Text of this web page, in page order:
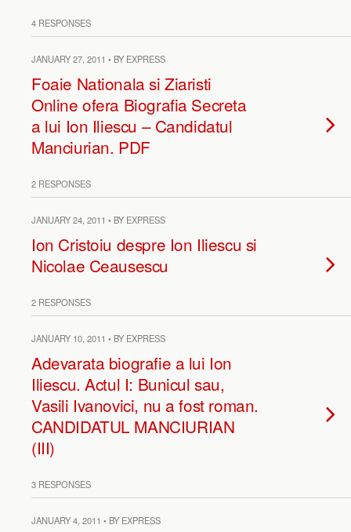
4 RESPONSES
JANUARY 27, 2011 • BY EXPRESS
Foaie Nationala si Ziaristi
Online ofera Biografia Secreta
a lui Ion Iliescu – Candidatul
Manciurian. PDF
2 RESPONSES
JANUARY 24, 2011 • BY EXPRESS
Ion Cristoiu despre Ion Iliescu si
Nicolae Ceausescu
2 RESPONSES
JANUARY 10, 2011 • BY EXPRESS
Adevarata biografie a lui Ion
Iliescu. Actul I: Bunicul sau,
Vasili Ivanovici, nu a fost roman.
CANDIDATUL MANCIURIAN
(III)
3 RESPONSES
JANUARY 4, 2011 • BY EXPRESS